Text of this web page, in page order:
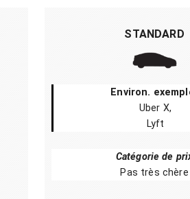
STANDARD
Environ.
Uber X,
Lyft
Catégorie de
Pas très chère